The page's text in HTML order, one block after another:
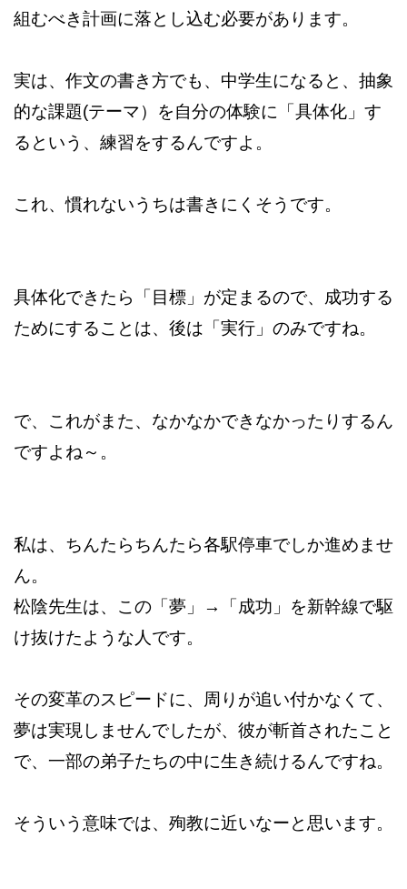
組むべき計画に落とし込む必要があります。
実は、作文の書き方でも、中学生になると、抽象
的な課題(テーマ）を自分の体験に「具体化」す
るという、練習をするんですよ。
これ、慣れないうちは書きにくそうです。
具体化できたら「目標」が定まるので、成功する
ためにすることは、後は「実行」のみですね。
で、これがまた、なかなかできなかったりするん
ですよね～。
私は、ちんたらちんたら各駅停車でしか進めませ
ん。
松陰先生は、この「夢」→「成功」を新幹線で駆
け抜けたような人です。
その変革のスピードに、周りが追い付かなくて、
夢は実現しませんでしたが、彼が斬首されたこと
で、一部の弟子たちの中に生き続けるんですね。
そういう意味では、殉教に近いなーと思います。